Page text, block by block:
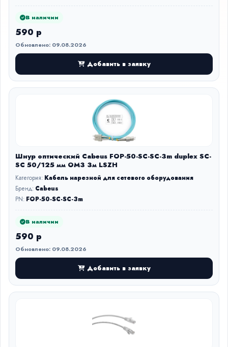
В наличии
590 р
Обновлено: 09.08.2026
Добавить в заявку
Шнур оптический Cabeus FOP-50-SC-SC-3m duplex SC-
SC 50/125 мм OM3 3м LSZH
Категория: Кабель нарезной для сетевого оборудования
Бренд: Cabeus
PN: FOP-50-SC-SC-3m
В наличии
590 р
Обновлено: 09.08.2026
Добавить в заявку